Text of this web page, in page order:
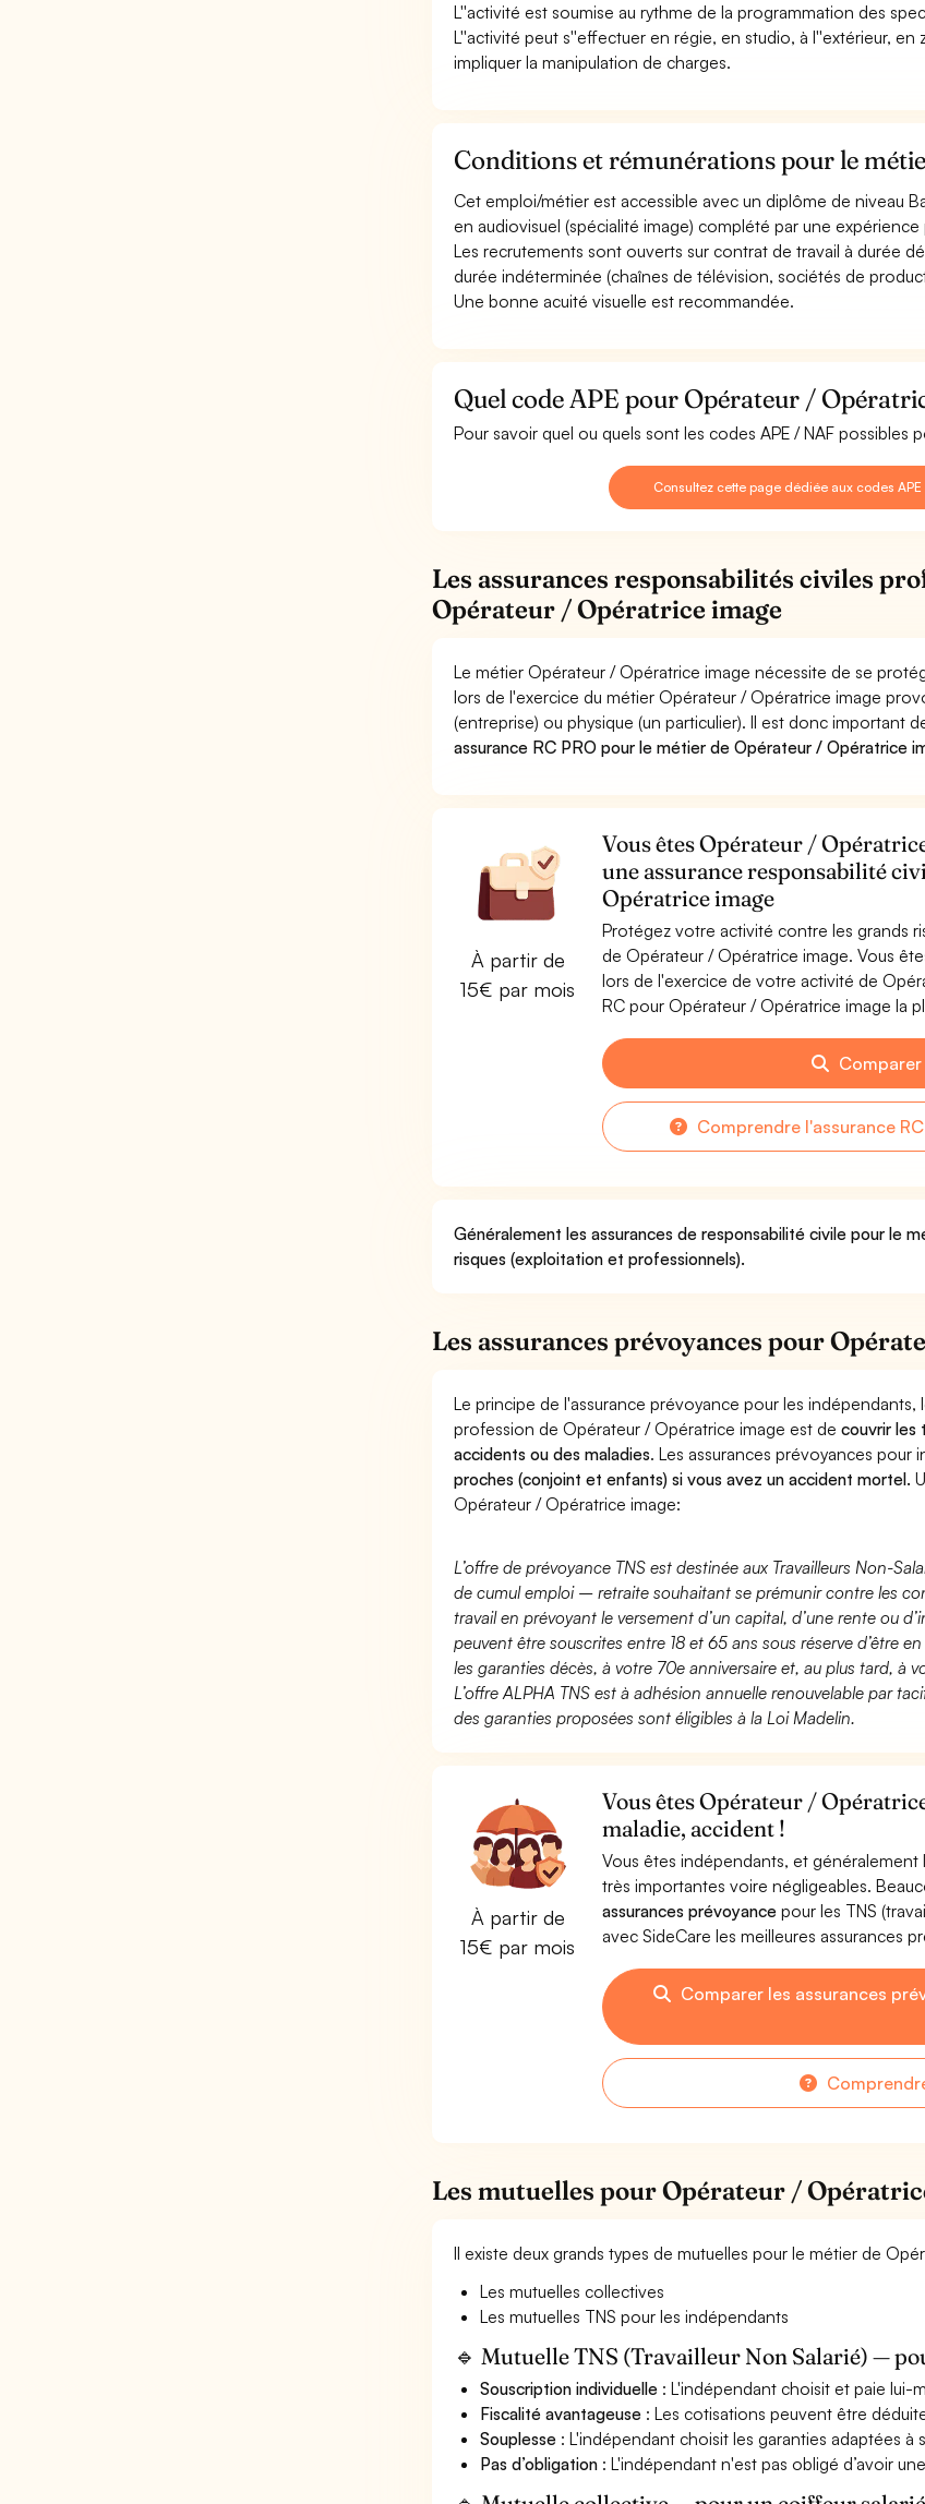
L''activité est soumise au rythme de la programmation des
L''activité peut s''effectuer en régie, en studio, à l''extérieur,
impliquer la manipulation de charges.
Conditions et rémunérations pour le
Cet emploi/métier est accessible avec un diplôme de niveau
en audiovisuel (spécialité image) complété par une
Les recrutements sont ouverts sur contrat de travail à durée
durée indéterminée (chaînes de télévision, sociétés de
Une bonne acuité visuelle est recommandée.
Quel code APE pour Opérateur /
Pour savoir quel ou quels sont les codes APE / NAF
Consultez cette page dédiée aux codes
Les assurances responsabilités civiles
Opérateur / Opératrice image
Le métier Opérateur / Opératrice image nécessite de se
lors de l'exercice du métier Opérateur / Opératrice image
(entreprise) ou physique (un particulier). Il est donc important
assurance RC PRO pour le métier de Opérateur / Opératrice
À partir de
15€ par mois
Vous êtes Opérateur /
une assurance responsabilité
Opératrice image
Protégez votre activité contre les grands
de Opérateur / Opératrice image. Vous
lors de l'exercice de votre activité de
RC pour Opérateur / Opératrice image la
Comparer
Comprendre l'assurance
Généralement les assurances de responsabilité civile pour le
risques (exploitation et professionnels).
Les assurances prévoyances pour
Le principe de l'assurance prévoyance pour les
profession de Opérateur / Opératrice image est decouvrir les
accidents ou des maladies. Les assurances prévoyances
proches (conjoint et enfants) si vous avez un accident mortel.
Opérateur / Opératrice image:
L’offre de prévoyance TNS est destinée aux Travailleurs Non-
de cumul emploi – retraite souhaitant se prémunir contre les
travail en prévoyant le versement d’un capital, d’une rente ou
peuvent être souscrites entre 18 et 65 ans sous réserve d’être
les garanties décès, à votre 70e anniversaire et, au plus tard, à
L’offre ALPHA TNS est à adhésion annuelle renouvelable par
des garanties proposées sont éligibles à la Loi Madelin.
À partir de
15€ par mois
Vous êtes Opérateur /
maladie, accident !
Vous êtes indépendants, et
très importantes voire négligeables.
assurances prévoyancepour les TNS
avec SideCare les meilleures assurances
Comparer les assurances
Les mutuelles pour Opérateur /
Il existe deux grands types de mutuelles pour le métier de
Les mutuelles collectives
Les mutuelles TNS pour les indépendants
🔹 Mutuelle TNS (Travailleur Non Salarié) —
Souscription individuelle : L'indépendant choisit et paie lui-
Fiscalité avantageuse : Les cotisations peuvent être
Souplesse : L'indépendant choisit les garanties adaptées à
Pas d’obligation : L'indépendant n'est pas obligé d’avoir